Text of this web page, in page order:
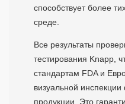
способствует более
среде.
Все результаты
тестирования Knapp,
стандартам FDA и
визуальной
продукции. Это